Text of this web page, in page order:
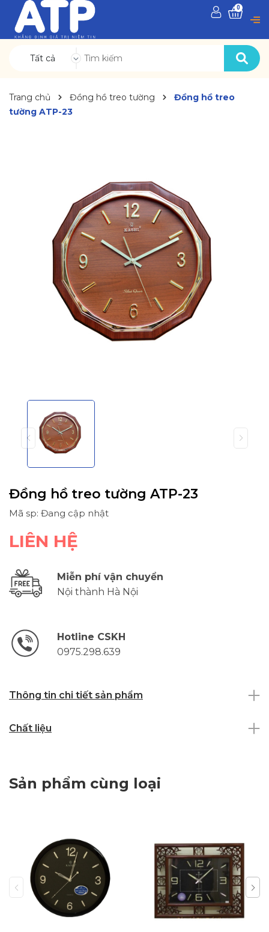
Tất cả
0
Trang chủ Đồng hồ treo tường
Đồng hồ treo
tường ATP-23
Đồng hồ treo tường ATP-23
Mã sp: Đang cập nhật
LIÊN HỆ
Miễn phí vận chuyển
Nội thành Hà Nội
Hotline CSKH
0975.298.639
Thông tin chi tiết sản phẩm
Chất liệu
Sản phẩm cùng loại